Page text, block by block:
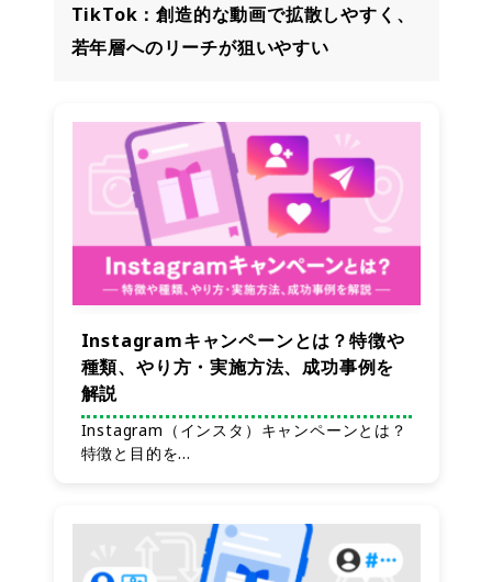
TikTok：創造的な動画で拡散しやすく、
若年層へのリーチが狙いやすい
Instagramキャンペーンとは？特徴や
種類、やり方・実施方法、成功事例を
解説
Instagram（インスタ）キャンペーンとは？
特徴と目的を…